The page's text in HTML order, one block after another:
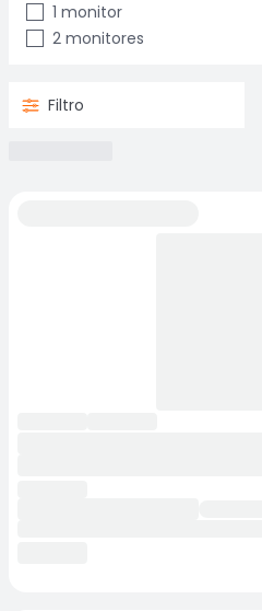
1 monitor
2 monitores
Filtro